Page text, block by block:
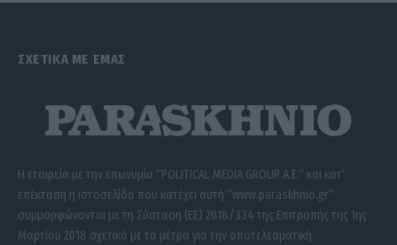
ΣΧΕΤΙΚΑ ΜΕ ΕΜΑΣ
Η εταιρεία με την επωνυμία “POLITICAL MEDIA GROUP A.E.” και κατ’
επέκταση η ιστοσελίδα που κατέχει αυτή “www.paraskhnio.gr”
συμμορφώνονται με τη Σύσταση (ΕΕ) 2018/334 της Επιτροπής της 1ης
Μαρτίου 2018 σχετικά με τα μέτρα για την αποτελεσματική